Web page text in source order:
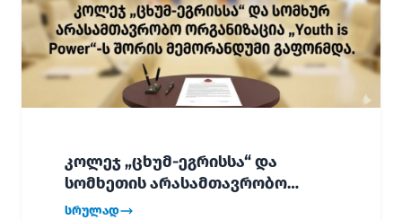
კოლეჯ „ცხუმ-ეგრისსა“ და
სომხეთის არასამთავრობო
ორგანიზაცია „Youth is Power“-ს
სრულად